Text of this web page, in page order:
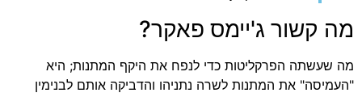
קשור ג'יימס פאקר?
הפרקליטות כדי לנפח את היקף המתנות; היא
את המתנות לשרה נתניהו והדביקה אותם לבנימין